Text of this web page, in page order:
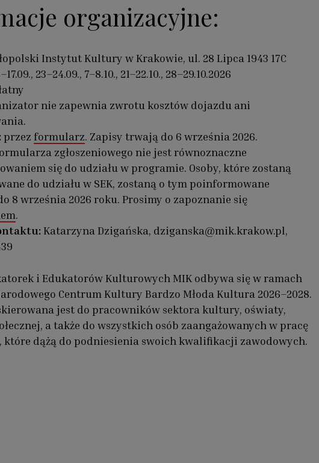
organizacyjne:
Instytut Kultury w Krakowie, ul. 28 Lipca 1943 17C
23–24.09., 7–8.10., 21–22.10., 28–29.10.2026
nie zapewnia zwrotu kosztów dojazdu ani
przez formularz. Zapisy trwają do 6 września 2026.
zgłoszeniowego nie jest równoznaczne
się do udziału w programie. Osoby, które zostaną
do udziału w SEK, zostaną o tym poinformowane
8 września 2026 roku. Prosimy o zapoznanie się
.
Katarzyna Dzigańska, dziganska@mik.krakow.pl,
i Edukatorów Kulturowych MIK odbywa się w ramach
Centrum Kultury Bardzo Młoda Kultura 2026–2028.
jest do pracowników sektora kultury, oświaty,
a także do wszystkich osób zaangażowanych w pracę
które dążą do podniesienia swoich kwalifikacji zawodowych.